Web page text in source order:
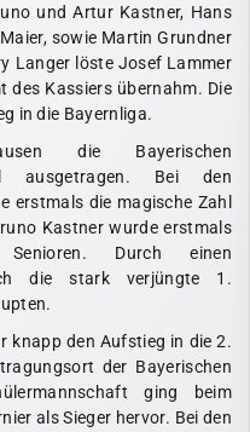
und Artur Kastner, Hans
sowie Martin Grundner
Langer löste Josef Lammer
des Kassiers übernahm. Die
in die Bayernliga.
die Bayerischen
ausgetragen. Bei den
erstmals die magische Zahl
Kastner wurde erstmals
Durch einen
die stark verjüngte 1.
knapp den Aufstieg in die 2.
der Bayerischen
ging beim
als Sieger hervor. Bei den